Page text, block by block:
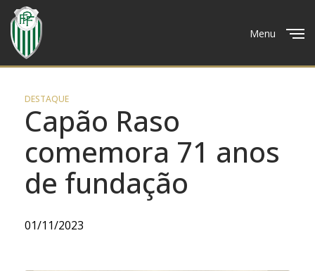
Menu
DESTAQUE
Capão Raso
comemora 71 anos
de fundação
01/11/2023